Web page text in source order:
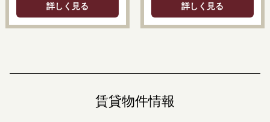
詳しく見る 詳しく見る
賃貸物件情報